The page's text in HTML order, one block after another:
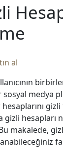
medya
hesaplarını
gizli hesapları
makalede,